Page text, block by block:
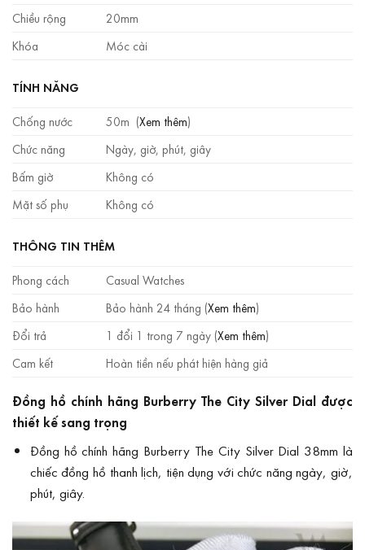
Chiều rộng
20mm
Khóa
Móc cài
TÍNH NĂNG
Chống nước
50m (Xem thêm)
Chức năng
Ngày, giờ, phút, giây
Bấm giờ
Không có
Mặt số phụ
Không có
THÔNG TIN THÊM
Phong cách
Casual Watches
Bảo hành
Bảo hành 24 tháng (Xem thêm)
Đổi trả
1 đổi 1 trong 7 ngày (Xem thêm)
Cam kết
Hoàn tiền nếu phát hiện hàng giả
Đồng hồ chính hãng Burberry The City Silver Dial được
thiết kế sang trọng
Đồng hồ chính hãng Burberry The City Silver Dial 38mm là
chiếc đồng hồ thanh lịch, tiện dụng với chức năng ngày, giờ,
phút, giây.